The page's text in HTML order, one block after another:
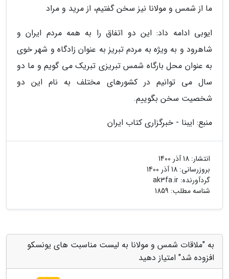
ما از شمس و مولانا نیز سخن گفتیم، از مرید و مراد
ایوبی ادامه داد: این دو اتفاق را به همه مردم ایران و
شاهرود و به ویژه به مردم تبریز به عنوان زادگاه و شهر خوی
به عنوان محل بارگاه شمس تبریزی تبریک می گویم و ما دو
سال می توانیم در کشورهای مختلف به نام این دو
شخصیت سخن بگوییم.
منبع: ایبنا - خبرگزاری کتاب ایران
انتشار: 18 آذر 1400
بروزرسانی: 18 آذر 1400
گردآورنده: ak3fa.ir
شناسه مطلب: 1859
به "ملاقات شمس و مولانا به لیست مناسبت های یونسکو
افزوده شد" امتیاز دهید